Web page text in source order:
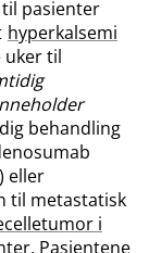
til pasienter
hyperkalsemi
uker til
behandling
) eller
til metastatisk
i
Pasientene